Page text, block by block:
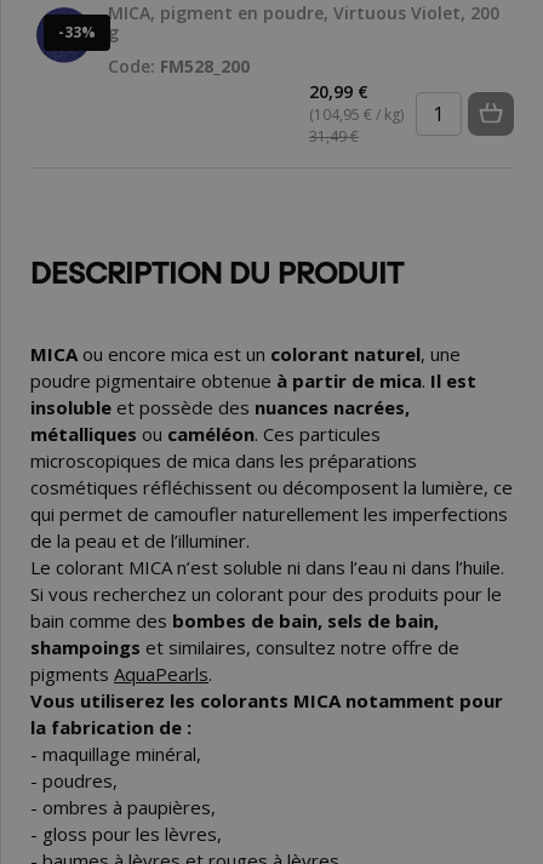
-33%
MICA, pigment en poudre, Virtuous Violet, 200
g
Code: FM528_200
20,99 €
(104,95 € / kg)
31,49 €
DESCRIPTION DU PRODUIT
MICA ou encore mica est un colorant naturel, une
poudre pigmentaire obtenue à partir de mica. Il est
insoluble et possède des nuances nacrées,
métalliques ou caméléon. Ces particules
microscopiques de mica dans les préparations
cosmétiques réfléchissent ou décomposent la lumière, ce
qui permet de camoufler naturellement les imperfections
de la peau et de l’illuminer.
Le colorant MICA n’est soluble ni dans l’eau ni dans l’huile.
Si vous recherchez un colorant pour des produits pour le
bain comme des bombes de bain, sels de bain,
shampoings et similaires, consultez notre offre de
pigments AquaPearls.
Vous utiliserez les colorants MICA notamment pour
la fabrication de :
- maquillage minéral,
- poudres,
- ombres à paupières,
- gloss pour les lèvres,